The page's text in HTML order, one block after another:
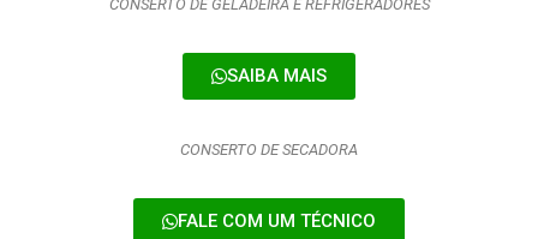
CONSERTO DE GELADEIRA E REFRIGERADORES
SAIBA MAIS
CONSERTO DE SECADORA
FALE COM UM TÉCNICO